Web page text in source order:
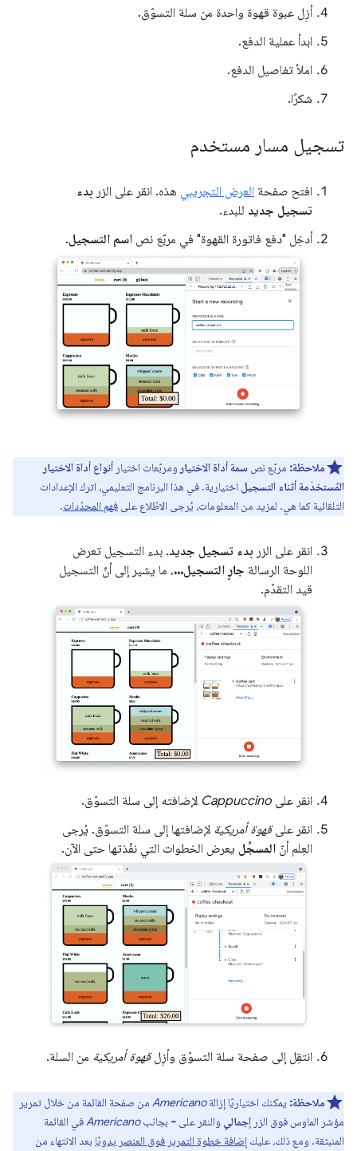
أزِل عبوة قهوة واحدة من سلة التسوّق.
ابدأ عملية الدفع.
املأ تفاصيل الدفع.
شكرًا.
تسجيل مسار مستخدم
افتح صفحة العرض التجريبي هذه. انقر على الزر بدء
تسجيل جديد للبدء.
أدخِل "دفع فاتورة القهوة" في مربّع نص اسم التسجيل.
ملاحظة: مربّع نص سمة أداة الاختيار ومربّعات اختيار أنواع أداة الاختيار
المُستخدَمة أثناء التسجيل اختيارية. في هذا البرنامج التعليمي، اترك الإعدادات
التلقائية كما هي. لمزيد من المعلومات، يُرجى الاطّلاع على فهم المحدّدات.
انقر على الزر بدء تسجيل جديد. بدء التسجيل تعرض
اللوحة الرسالة جارٍ التسجيل...، ما يشير إلى أنّ التسجيل
قيد التقدّم.
انقر على Cappuccino لإضافته إلى سلة التسوّق.
انقر علىقهوة أمريكية لإضافتها إلى سلة التسوّق. يُرجى
العِلم أنّ المسجِّل يعرض الخطوات التي نفّذتها حتى الآن.
انتقِل إلى صفحة سلة التسوّق وأزِلقهوة أمريكية من السلة.
ملاحظة: يمكنك اختياريًا إزالةAmericano من صفحة القائمة من خلال تمرير
مؤشر الماوس فوق الزر إجمالي والنقر على - بجانبAmericanoفي القائمة
المنبثقة. ومع ذلك، عليك إضافة خطوة التمرير فوق العنصر يدويًا بعد الانتهاء من